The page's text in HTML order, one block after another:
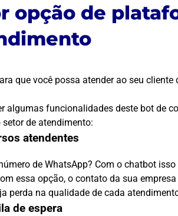
opção de
que você possa atender ao seu cliente
algumas funcionalidades deste bot de
de atendimento:
atendentes
de WhatsApp? Com o chatbot
essa opção, o contato da sua
perda na qualidade de cada
de espera